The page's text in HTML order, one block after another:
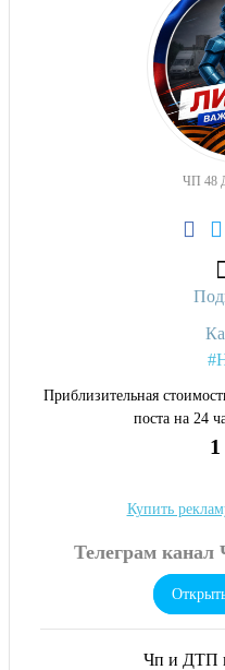
ЧП 48
Телеграм
Чп и ДТП
Приблизительная
поста на 24
Купить